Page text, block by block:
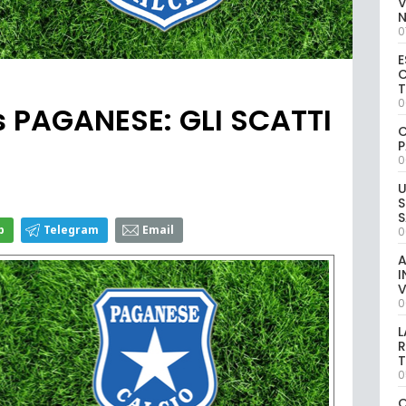
GLI SCATTI
Telegram Email